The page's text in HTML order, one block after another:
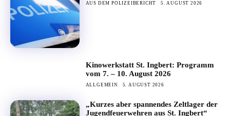
AUS DEM POLIZEIBERICHT 5. AUGUST 2026
Kinowerkstatt St. Ingbert: Programm
vom 7. – 10. August 2026
ALLGEMEIN 5. AUGUST 2026
„Kurzes aber spannendes Zeltlager der
Jugendfeuerwehren aus St. Ingbert“